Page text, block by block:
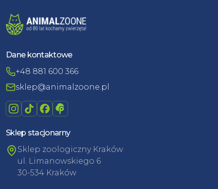
Dane kontaktowe
+48 881 600 366
sklep@animalzoone.pl
Sklep stacjonarny
Sklep zoologiczny Kraków
ul. Limanowskiego 6
30-534 Kraków